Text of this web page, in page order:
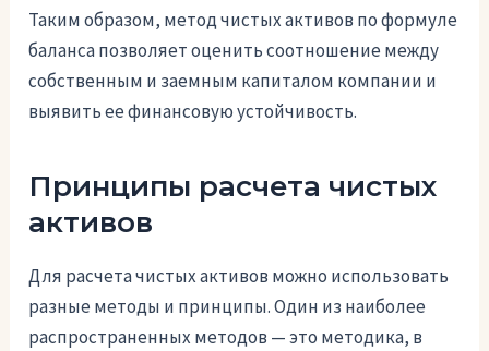
Таким образом, метод чистых активов по формуле
баланса позволяет оценить соотношение между
собственным и заемным капиталом компании и
выявить ее финансовую устойчивость.
Принципы расчета чистых
активов
Для расчета чистых активов можно использовать
разные методы и принципы. Один из наиболее
распространенных методов — это методика, в